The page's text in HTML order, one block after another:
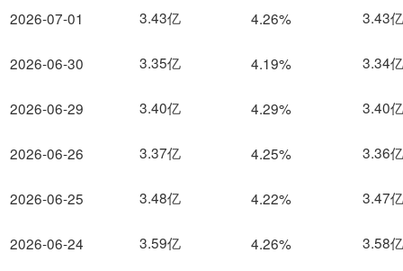
2026-07-01
2026-06-30
2026-06-29
2026-06-26
2026-06-25
2026-06-24
3.43亿 4.26% 3.43亿
3.35亿 4.19% 3.34亿
3.40亿 4.29% 3.40亿
3.37亿 4.25% 3.36亿
3.48亿 4.22% 3.47亿
3.59亿 4.26% 3.58亿